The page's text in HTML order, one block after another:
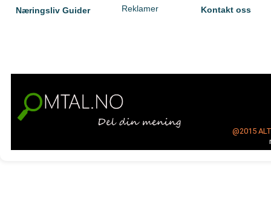
Næringsliv Guider Reklamer Kontakt oss
@2015